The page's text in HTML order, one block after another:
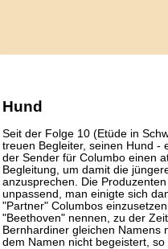
Hund
Seit der Folge 10 (Etüde in
treuen Begleiter, seinen Hund -
der Sender für Columbo einen
Begleitung, um damit die
anzusprechen. Die
unpassend, man einigte sich
"Partner" Columbos
"Beethoven" nennen, zu der
Bernhardiner gleichen Namens
dem Namen nicht begeistert,